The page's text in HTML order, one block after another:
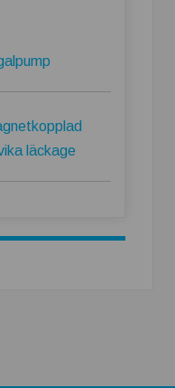
läckage